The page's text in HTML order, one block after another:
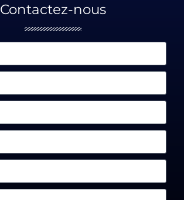
Contactez-nous